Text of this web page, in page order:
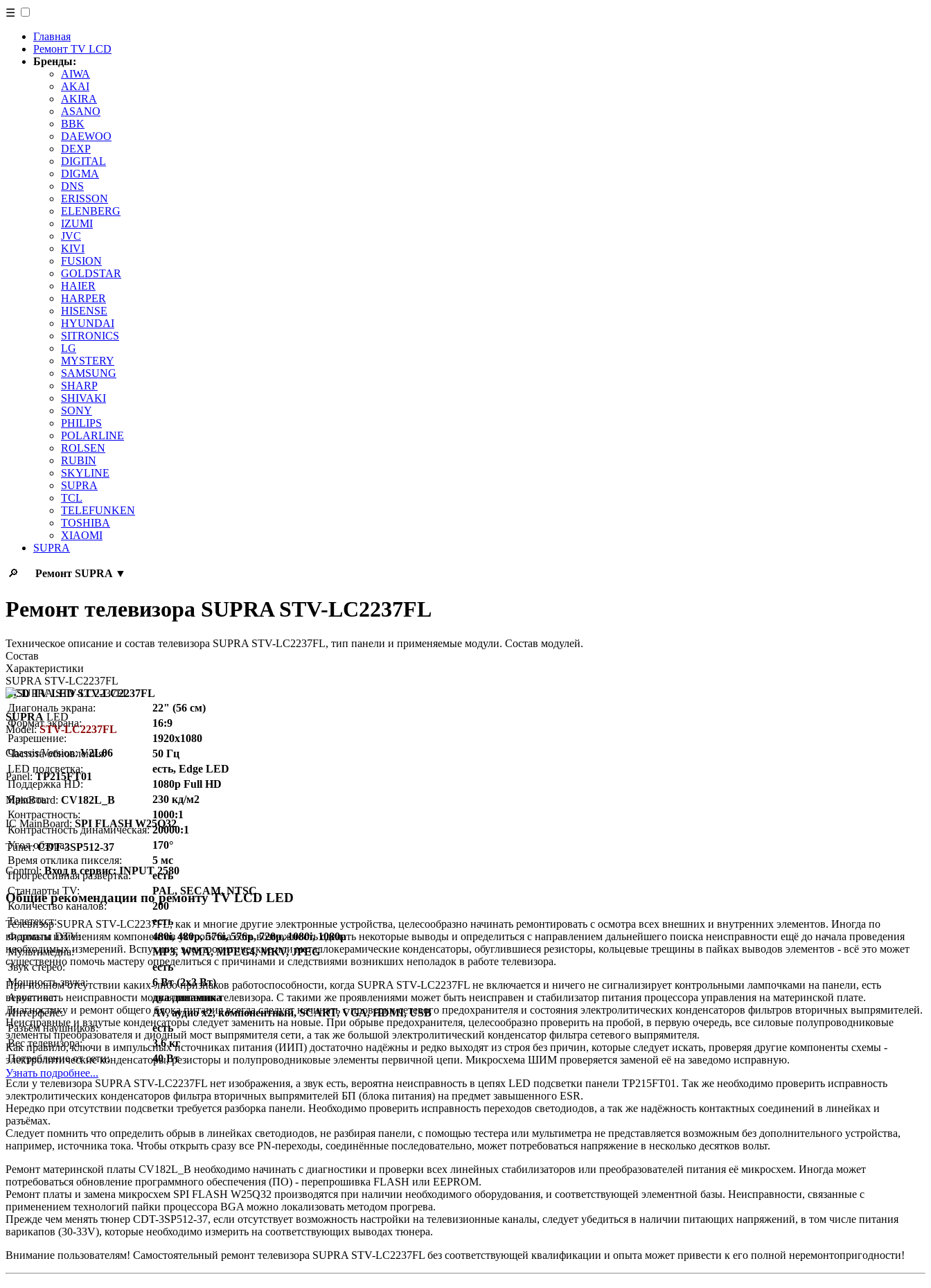
☰
Главная
Ремонт TV LCD
Бренды:
AIWA
AKAI
AKIRA
ASANO
BBK
DAEWOO
DEXP
DIGITAL
DIGMA
DNS
ERISSON
ELENBERG
IZUMI
JVC
KIVI
FUSION
GOLDSTAR
HAIER
HARPER
HISENSE
HYUNDAI
SITRONICS
LG
MYSTERY
SAMSUNG
SHARP
SHIVAKI
SONY
PHILIPS
POLARLINE
ROLSEN
RUBIN
SKYLINE
SUPRA
TCL
TELEFUNKEN
TOSHIBA
XIAOMI
SUPRA
🔎 Ремонт SUPRA ▼
Ремонт телевизора SUPRA STV-LC2237FL
Техническое описание и состав телевизора SUPRA STV-LC2237FL, тип панели и применяемые модули. Состав модулей.
Состав
Характеристики
SUPRA STV-LC2237FL
LCD TV LED STV-LC2237FL
Диагональ экрана:
22" (56 см)
Формат экрана:
16:9
Разрешение:
1920x1080
Частота обновления:
50 Гц
LED подсветка:
есть, Edge LED
Поддержка HD:
1080p Full HD
Яркость:
230 кд/м2
Контрастность:
1000:1
Контрастность динамическая: 20000:1
Угол обзора:
170°
Время отклика пикселя:
5 мс
Прогрессивная развёртка:
есть
Стандарты TV:
PAL, SECAM, NTSC
Количество каналов:
200
Телетекст:
есть
Форматы DTV:
480i, 480p, 576i, 576p, 720p, 1080i, 1080p
Мультимедиа:
MP3, WMA, MPEG4, MKV, JPEG
Звук стерео:
есть
Мощность звука:
6 Вт (2х3 Вт)
Акустика:
два динамика
Интерфейс:
AV, аудио x2, компонентный, SCART, VGA, HDMI, USB
Разъём наушников:
есть
Вес телевизора:
3.6 кг
Потребление от сети:
40 Вт
Узнать подробнее...
SUPRA LED
Model:STV-LC2237FL
Chassis/Version:V2L06
Panel:TP215FT01
MainBoard: CV182L_B
IC MainBoard: SPI FLASH W25Q32
Тuner:CDT-3SP512-37
Control: Вход в сервис: INPUT 2580
Общие рекомендации по ремонту TV LCD LED
Телевизор SUPRA STV-LC2237FL, как и многие другие электронные устройства, целесообразно начинать ремонтировать с осмотра всех внешних и внутренних элементов. Иногда по
видимым изменениям компонентов устройства есть возможность сделать некоторые выводы и определиться с направлением дальнейшего поиска неисправности ещё до начала проведения
необходимых измерений. Вспухшие электролитические или металлокерамические конденсаторы, обуглившиеся резисторы, кольцевые трещины в пайках выводов элементов - всё это может
существенно помочь мастеру определиться с причинами и следствиями возникших неполадок в работе телевизора.
При полном отсутствии каких-либо признаков работоспособности, когда SUPRA STV-LC2237FL не включается и ничего не сигнализирует контрольными лампочками на панели, есть
вероятность неисправности модуля питания телевизора. С такими же проявлениями может быть неисправен и стабилизатор питания процессора управления на материнской плате.
Диагностику и ремонт общего блока питания всегда следует начинать с проверки сетевого предохранителя и состояния электролитических конденсаторов фильтров вторичных выпрямителей.
Неисправные и вздутые конденсаторы следует заменить на новые. При обрыве предохранителя, целесообразно проверить на пробой, в первую очередь, все силовые полупроводниковые
элементы преобразователя и диодный мост выпрямителя сети, а так же большой электролитический конденсатор фильтра сетевого выпрямителя.
Как правило, ключи в импульсных источниках питания (ИИП) достаточно надёжны и редко выходят из строя без причин, которые следует искать, проверяя другие компоненты схемы -
электролитические конденсаторы, резисторы и полупроводниковые элементы первичной цепи. Микросхема ШИМ проверяется заменой её на заведомо исправную.
Если у телевизора SUPRA STV-LC2237FL нет изображения, а звук есть, вероятна неисправность в цепях LED подсветки панели TP215FT01. Так же необходимо проверить исправность
электролитических конденсаторов фильтра вторичных выпрямителей БП (блока питания) на предмет завышенного ESR.
Нередко при отсутствии подсветки требуется разборка панели. Необходимо проверить исправность переходов светодиодов, а так же надёжность контактных соединений в линейках и
разъёмах.
Следует помнить что определить обрыв в линейках светодиодов, не разбирая панели, с помощью тестера или мультиметра не представляется возможным без дополнительного устройства,
например, источника тока. Чтобы открыть сразу все PN-переходы, соединённые последовательно, может потребоваться напряжение в несколько десятков вольт.
Ремонт материнской платы CV182L_B необходимо начинать с диагностики и проверки всех линейных стабилизаторов или преобразователей питания её микросхем. Иногда может
потребоваться обновление программного обеспечения (ПО) - перепрошивка FLASH или EEPROM.
Ремонт платы и замена микросхем SPI FLASH W25Q32 производятся при наличии необходимого оборудования, и соответствующей элементной базы. Неисправности, связанные с
применением технологий пайки процессора BGA можно локализовать методом прогрева.
Прежде чем менять тюнер CDT-3SP512-37, если отсутствует возможность настройки на телевизионные каналы, следует убедиться в наличии питающих напряжений, в том числе питания
варикапов (30-33V), которые необходимо измерить на соответствующих выводах тюнера.
Внимание пользователям! Самостоятельный ремонт телевизора SUPRA STV-LC2237FL без соответствующей квалификации и опыта может привести к его полной неремонтопригодности!